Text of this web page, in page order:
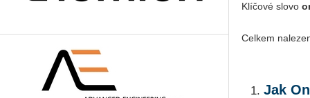
Klíčové slovo
Celkem
1. Jak